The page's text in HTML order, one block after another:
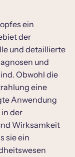
ein
der
und detaillierte
und
Obwohl die
eine
Anwendung
der
Wirksamkeit
sie ein